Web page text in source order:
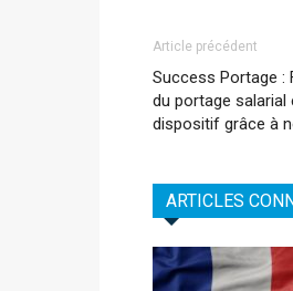
Article précédent
Success Portage :
du portage
dispositif grâce à
ARTICLES